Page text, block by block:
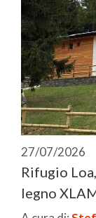
27/07/2026
Rifugio
legno